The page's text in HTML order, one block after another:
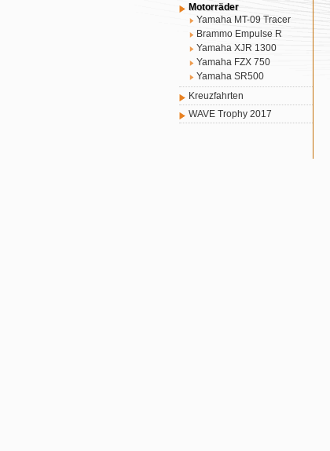
Motorräder
Yamaha MT-09 Tracer
Brammo Empulse R
Yamaha XJR 1300
Yamaha FZX 750
Yamaha SR500
Kreuzfahrten
WAVE Trophy 2017